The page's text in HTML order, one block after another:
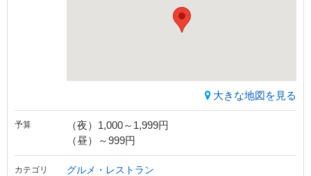
大きな地図を見る
予算
（夜）1,000～1,999円
（昼）～999円
カテゴリ
グルメ・レストラン